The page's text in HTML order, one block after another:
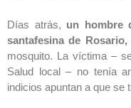
Días atrás, un hombre
santafesina de
mosquito. La víctima –
Salud local – no tenía
indicios apuntan a que se